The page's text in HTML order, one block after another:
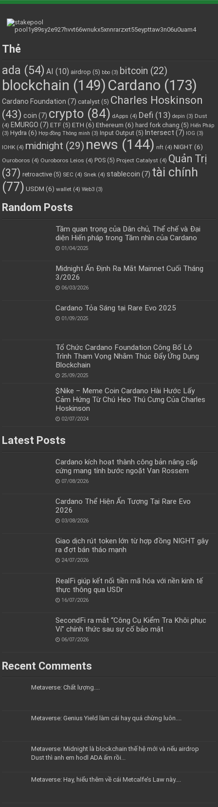
Thẻ
ada (54) AI (10) airdrop (5) bbo (3) bitcoin (22)
blockchain (149) Cardano (173)
Cardano Foundation (7) catalyst (5) Charles Hoskinson
(43) coin (7) crypto (84) dApps (4) Defi (13) depin (3) Dust
(4) EMURGO (7) ETF (5) ETH (6) Ethereum (6) hard fork chang (5) Hiến Pháp
(3) Hydra (6) Hợp đồng Thông minh (3) Input Output (5) Intersect (7) IOG (3)
IOHK (4) midnight (29) news (144) nft (4) NIGHT (6)
Ouroboros (4) Ouroboros Leios (4) POS (5) Project Catalyst (4) Quản Trị
(37) retroactive (5) SEC (4) Snek (4) stablecoin (7) tài chính
(77) USDM (6) wallet (4) Web3 (3)
Random Posts
Tầm quan trọng của Dân chủ, Thể chế và Đại
diện Hiến pháp trong Tầm nhìn của Cardano
01/04/2025
Midnight Ấn Định Ra Mắt Mainnet Cuối Tháng
3/2026
06/03/2026
Cardano Tỏa Sáng tại Rare Evo 2025
01/09/2025
Tổ Chức Cardano Foundation Công Bố Lộ
Trình Tham Vọng Nhằm Thúc Đẩy Ứng Dụng
Blockchain
25/09/2025
$Nike – Meme Coin Cardano Hài Hước Lấy
Cảm Hứng Từ Chú Heo Thú Cưng Của Charles
Hoskinson
02/07/2024
Latest Posts
Cardano kích hoạt thành công bản nâng cấp
cứng mang tính bước ngoặt Van Rossem
07/08/2026
Cardano Thể Hiện Ấn Tượng Tại Rare Evo
2026
03/08/2026
Giao dịch rút token lớn từ hợp đồng NIGHT gây
ra đợt bán tháo mạnh
24/07/2026
RealFi giúp kết nối tiền mã hóa với nền kinh tế
thực thông qua USDr
16/07/2026
SecondFi ra mắt “Công Cụ Kiểm Tra Khôi phục
Ví” chính thức sau sự cố bảo mật
06/07/2026
Recent Comments
Metaverse: Chất lượng....
Metaverse: Genius Yield làm cái hay quá chừng luôn....
Metaverse: Midnight là blockchain thế hệ mới và nếu airdrop
Dust thì anh em hodl ADA ấm rồi...
Metaverse: Hay, hiểu thêm về cái Metcalfe’s Law này....